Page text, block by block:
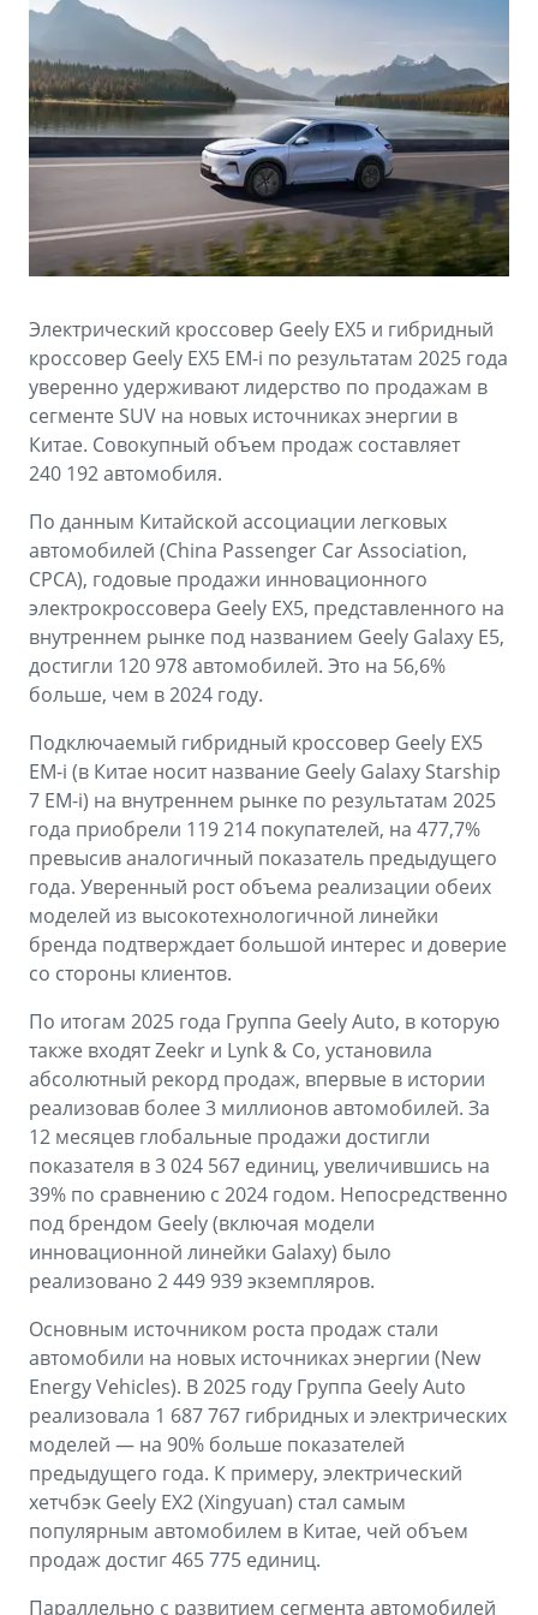
OKAVANGO
от 3 429 990 ₽*
MONJARO
от 4 349 990 ₽*
PREFACE GEELY EX5
Аксессуары
Зарядные устройства
ФИНАНСЫ И УСЛУГИ
Автокредит
Расчет КАСКО
Страхование
GEELY Лизинг
Советы по эксплуатации
Спецпредложения
ПОДДЕРЖКА
Помощь на дорогах
Гарантия Geely
Сервисная книжка
Вопросы и ответы
Электрический кроссовер Geely EX5 и гибридный
кроссовер Geely EX5 EM-i по результатам 2025 года
уверенно удерживают лидерство по продажам в
сегменте SUV на новых источниках энергии в
Китае. Совокупный объем продаж составляет
240 192 автомобиля.
По данным Китайской ассоциации легковых
автомобилей (China Passenger Car Association,
CPCA), годовые продажи инновационного
электрокроссовера Geely EX5, представленного на
внутреннем рынке под названием Geely Galaxy E5,
достигли 120 978 автомобилей. Это на 56,6%
больше, чем в 2024 году.
Подключаемый гибридный кроссовер Geely EX5
EM-i (в Китае носит название Geely Galaxy Starship
7 EM-i) на внутреннем рынке по результатам 2025
года приобрели 119 214 покупателей, на 477,7%
превысив аналогичный показатель предыдущего
года. Уверенный рост объема реализации обеих
моделей из высокотехнологичной линейки
бренда подтверждает большой интерес и доверие
со стороны клиентов.
По итогам 2025 года Группа Geely Auto, в которую
также входят Zeekr и Lynk & Co, установила
абсолютный рекорд продаж, впервые в истории
реализовав более 3 миллионов автомобилей. За
12 месяцев глобальные продажи достигли
показателя в 3 024 567 единиц, увеличившись на
39% по сравнению с 2024 годом. Непосредственно
под брендом Geely (включая модели
инновационной линейки Galaxy) было
реализовано 2 449 939 экземпляров.
Основным источником роста продаж стали
автомобили на новых источниках энергии (New
Energy Vehicles). В 2025 году Группа Geely Auto
реализовала 1 687 767 гибридных и электрических
моделей — на 90% больше показателей
предыдущего года. К примеру, электрический
хетчбэк Geely EX2 (Xingyuan) стал самым
популярным автомобилем в Китае, чей объем
продаж достиг 465 775 единиц.
Параллельно с развитием сегмента автомобилей